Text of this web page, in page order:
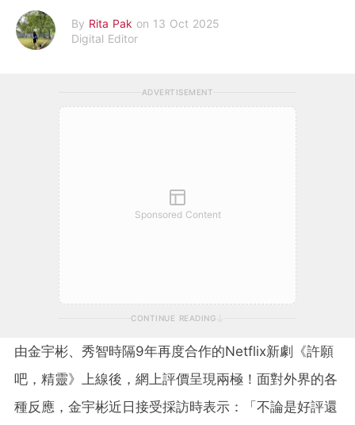
By Rita Pak on 13 Oct 2025
Digital Editor
ADVERTISEMENT
Sponsored Content
CONTINUE READING
由金宇彬、秀智時隔9年再度合作的Netflix新劇《許願
吧，精靈》上線後，網上評價呈現兩極！面對外界的各
種反應，金宇彬近日接受採訪時表示：「不論是好評還